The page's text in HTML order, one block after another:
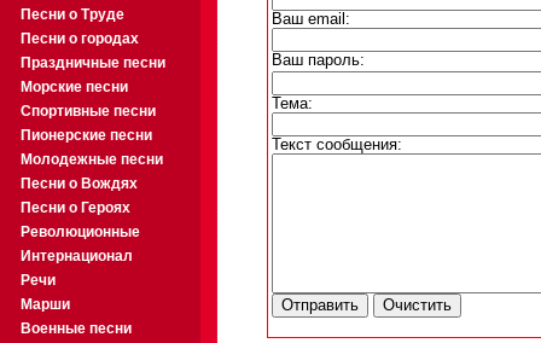
Песни о Труде
Песни о городах
Праздничные песни
Морские песни
Спортивные песни
Пионерские песни
Молодежные песни
Песни о Вождях
Песни о Героях
Революционные
Интернационал
Речи
Марши
Военные песни
Ваш email:
Ваш пароль:
Тема:
Текст сообщения: